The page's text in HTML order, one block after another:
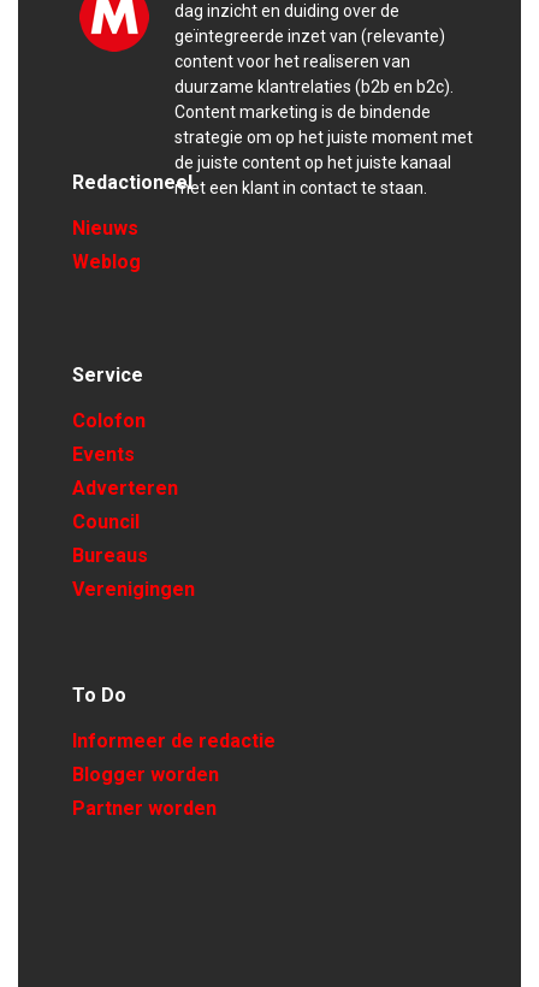
dag inzicht en duiding over de
geïntegreerde inzet van (relevante)
content voor het realiseren van
duurzame klantrelaties (b2b en b2c).
Content marketing is de bindende
strategie om op het juiste moment met
de juiste content op het juiste kanaal
met een klant in contact te staan.
Redactioneel
Nieuws
Weblog
Service
Colofon
Events
Adverteren
Council
Bureaus
Verenigingen
To Do
Informeer de redactie
Blogger worden
Partner worden